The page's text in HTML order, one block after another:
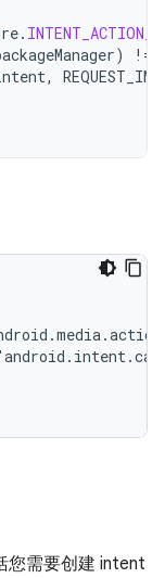
.
) !=
,
您需要创建 intent